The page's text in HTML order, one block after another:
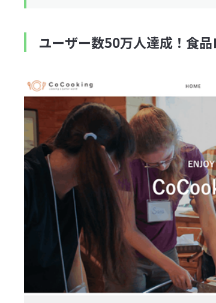
ユーザー数50万人達成！食